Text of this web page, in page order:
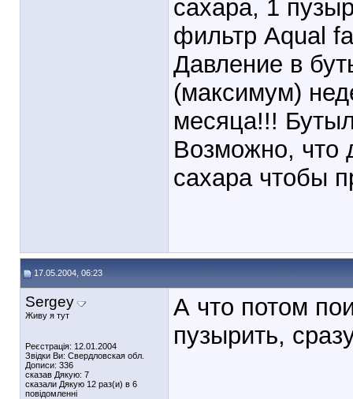
сахара, 1
фильтр Aqual
Давление в
(максимум)
месяца!!!
Возможно, что
сахара чтобы
17.05.2004, 06:23
Sergey
Живу я тут
Реєстрація: 12.01.2004
Звідки Ви: Свердловская обл.
Дописи: 336
сказав Дякую: 7
сказали Дякую 12 раз(и) в 6
повідомленні
А что потом
пузырить,